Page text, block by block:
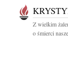
Z wielkim
o śmierci